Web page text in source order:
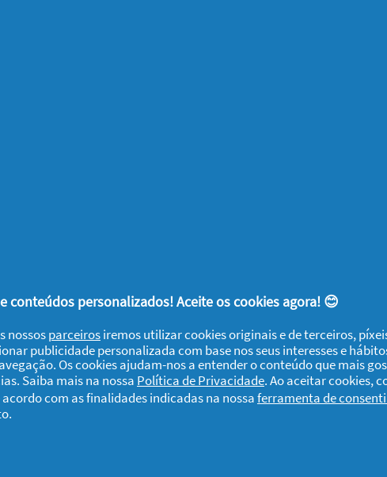
DÊ UMA OPINIÃO DÊ UMA
1 2
conteúdos personalizados! Aceite os cookies agora! 😊
nossosparceirosiremos utilizar cookies originais e de terceiros,
publicidade personalizada com base nos seus interesses e
Os cookies ajudam-nos a entender o conteúdo que mais
Saiba mais na nossa Política de Privacidade. Ao aceitar cookies,
com as finalidades indicadas na nossaferramenta de